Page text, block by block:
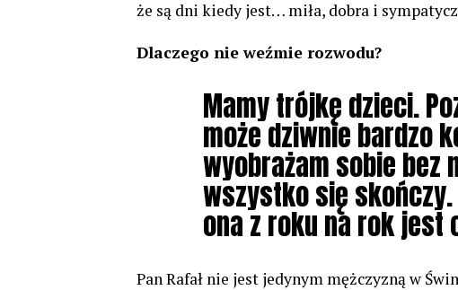
że są dni kiedy jest… miła, dobra i
Dlaczego nie weźmie rozwodu?
Mamy trójkę dzieci.
może dziwnie bardzo
wyobrażam sobie bez
wszystko się
ona z roku na rok jest
Pan Rafał nie jest jedynym mężczyzną w